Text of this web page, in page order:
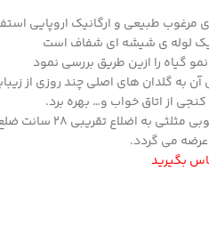
طبیعی و ارگانیک اروپایی
یک لوله ی شیشه ای شفاف است
گیاه را ازین طریق بررسی نمود
به گلدان های اصلی چند روزی از
کنجی از اتاق خواب و… بهره برد.
می گردد.
بگیرید